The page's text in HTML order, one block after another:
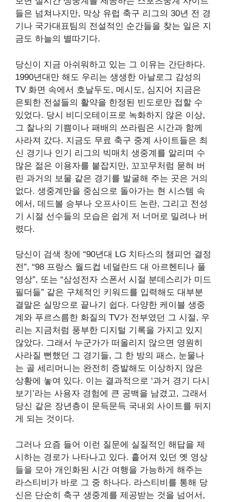
들은 넘쳐나지만, 막상 유럽 축구 리그의 30년 전 경
기나 국가대표팀의 전설적인 순간들을 찾는 일은 지
금도 하늘의 별따기다.
당신이 지금 아쉬워하고 있는 그 이유는 간단하다.
1990년대만 해도 우리는 생생한 아날로그 감성의
TV 화면 속에서 호날두도, 메시도, 심지어 지금은
은퇴한 전설들의 활약을 한정된 빈도로만 접할 수
있었다. 당시 비디오테이프로 녹화하지 않은 이상,
그 찰나의 기쁨이나 패배의 쓰라림은 시간과 함께
사라져 갔다. 지금도 무료 축구 중계 사이트들은 최
신 경기나 인기 리그의 빅매치 생중계를 알리며 수
많은 젊은 이용자를 붙잡지만, 꼬꼬무처럼 묻혀 버
린 과거의 보물 같은 경기를 발굴해 주는 곳은 거의
없다. 생중계만을 중심으로 돌아가는 현 시스템 속
에서, 데드볼 승부나 오프사이드 논란, 그리고 전성
기 시절 선수들의 모습은 쉽게 저 너머로 밀려나 버
렸다.
당신이 검색 창에 “90년대 LG 치타스의 챔피언 결정
전”, “98 프랑스 월드컵 네덜란드 대 아르헨티나 풀
영상”, 또는 “삼성전자 스폰서 시절 분데스리가 미드
필더들” 같은 구체적인 키워드를 입력해도 대부분
결말은 실망으로 끝나기 쉽다. 다양한 케이블 생중
계와 푸르스름한 화질의 TV가 전부였던 그 시절, 우
리는 지금처럼 풍부한 디지털 기록을 가지고 있지
않았다. 그래서 누군가가 떠올리지 않으면 영원히
사라질 뻔했던 그 경기들, 그 한 방의 패스, 눈물나
는 골 세리머니는 완전히 증발해도 이상하지 않은
상황에 놓여 있다. 이는 결과적으로 ‘과거 경기 다시
보기’라는 사용자 경험에 큰 공백을 남겼고, 그래서
당신 같은 장년층이 문득문득 국내외 사이트를 뒤지
게 되는 것이다.
그러나 요즘 들어 이런 질문에 실질적인 해답을 제
시하는 경로가 나타나고 있다. 흩어져 있던 옛 영상
들을 모아 개인화된 시간 여행을 가능하게 해주는
라스티비가 바로 그 중 하나다. 라스티비를 통해 당
신은 단순히 축구 생중계를 제공받는 것을 넘어서,